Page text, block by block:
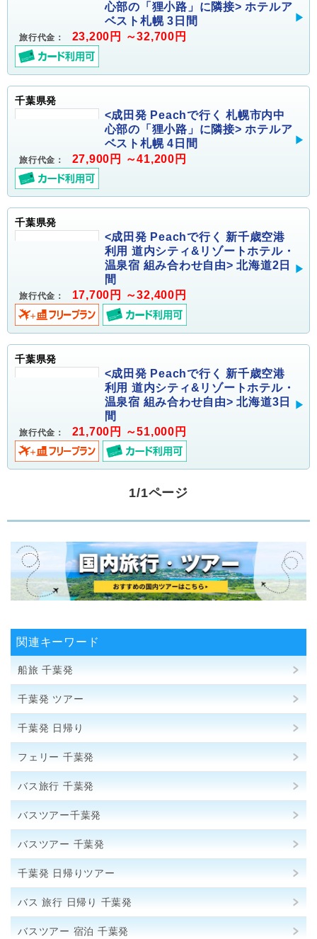
心部の「狸小路」に隣接> ホテルア
ベスト札幌 3日間
旅行代金： 23,200円 ～32,700円
千葉県発
<成田発 Peachで行く 札幌市内中
心部の「狸小路」に隣接> ホテルア
ベスト札幌 4日間
旅行代金： 27,900円 ～41,200円
千葉県発
<成田発 Peachで行く 新千歳空港
利用 道内シティ&リゾートホテル・
温泉宿 組み合わせ自由> 北海道2日
間
旅行代金： 17,700円 ～32,400円
千葉県発
<成田発 Peachで行く 新千歳空港
利用 道内シティ&リゾートホテル・
温泉宿 組み合わせ自由> 北海道3日
間
旅行代金： 21,700円 ～51,000円
1/1ページ
関連キーワード
船旅 千葉発
千葉発 ツアー
千葉発 日帰り
フェリー 千葉発
バス旅行 千葉発
バスツアー千葉発
バスツアー 千葉発
千葉発 日帰りツアー
バス 旅行 日帰り 千葉発
バスツアー 宿泊 千葉発